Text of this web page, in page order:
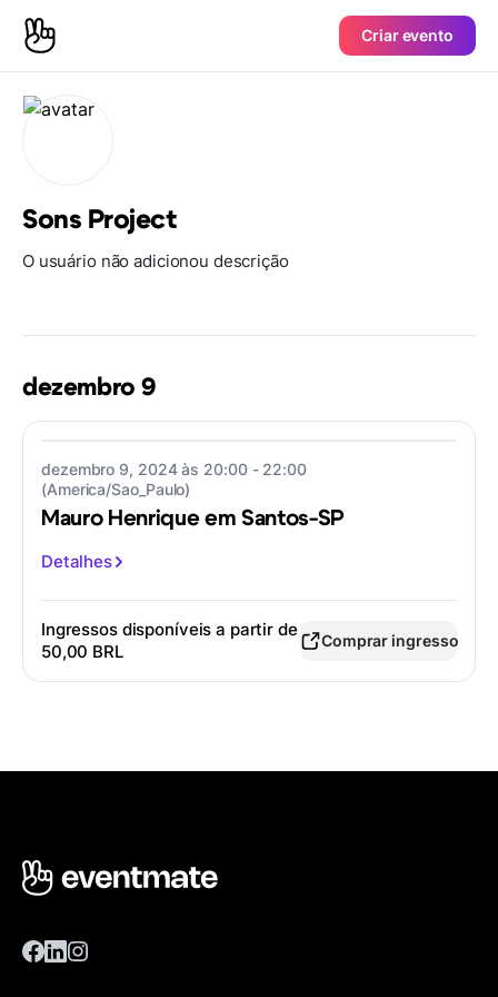
Criar evento
Sons Project
O usuário não adicionou descrição
dezembro 9
dezembro 9, 2024 às 20:00 - 22:00
(America/Sao_Paulo)
Mauro Henrique em Santos-SP
Detalhes
Ingressos disponíveis a partir de
50,00 BRL
Comprar ingresso